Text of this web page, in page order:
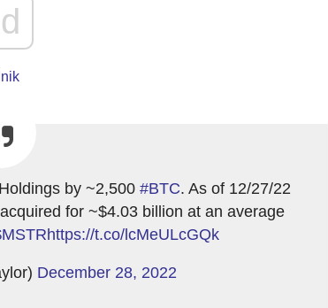
Holdings by ~2,500 #BTC. As of 12/27/22
for ~$4.03 billion at an average
https://t.co/lcMeULcGQk
December 28, 2022